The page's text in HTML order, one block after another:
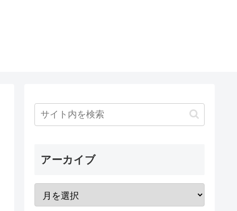
アーカイブ